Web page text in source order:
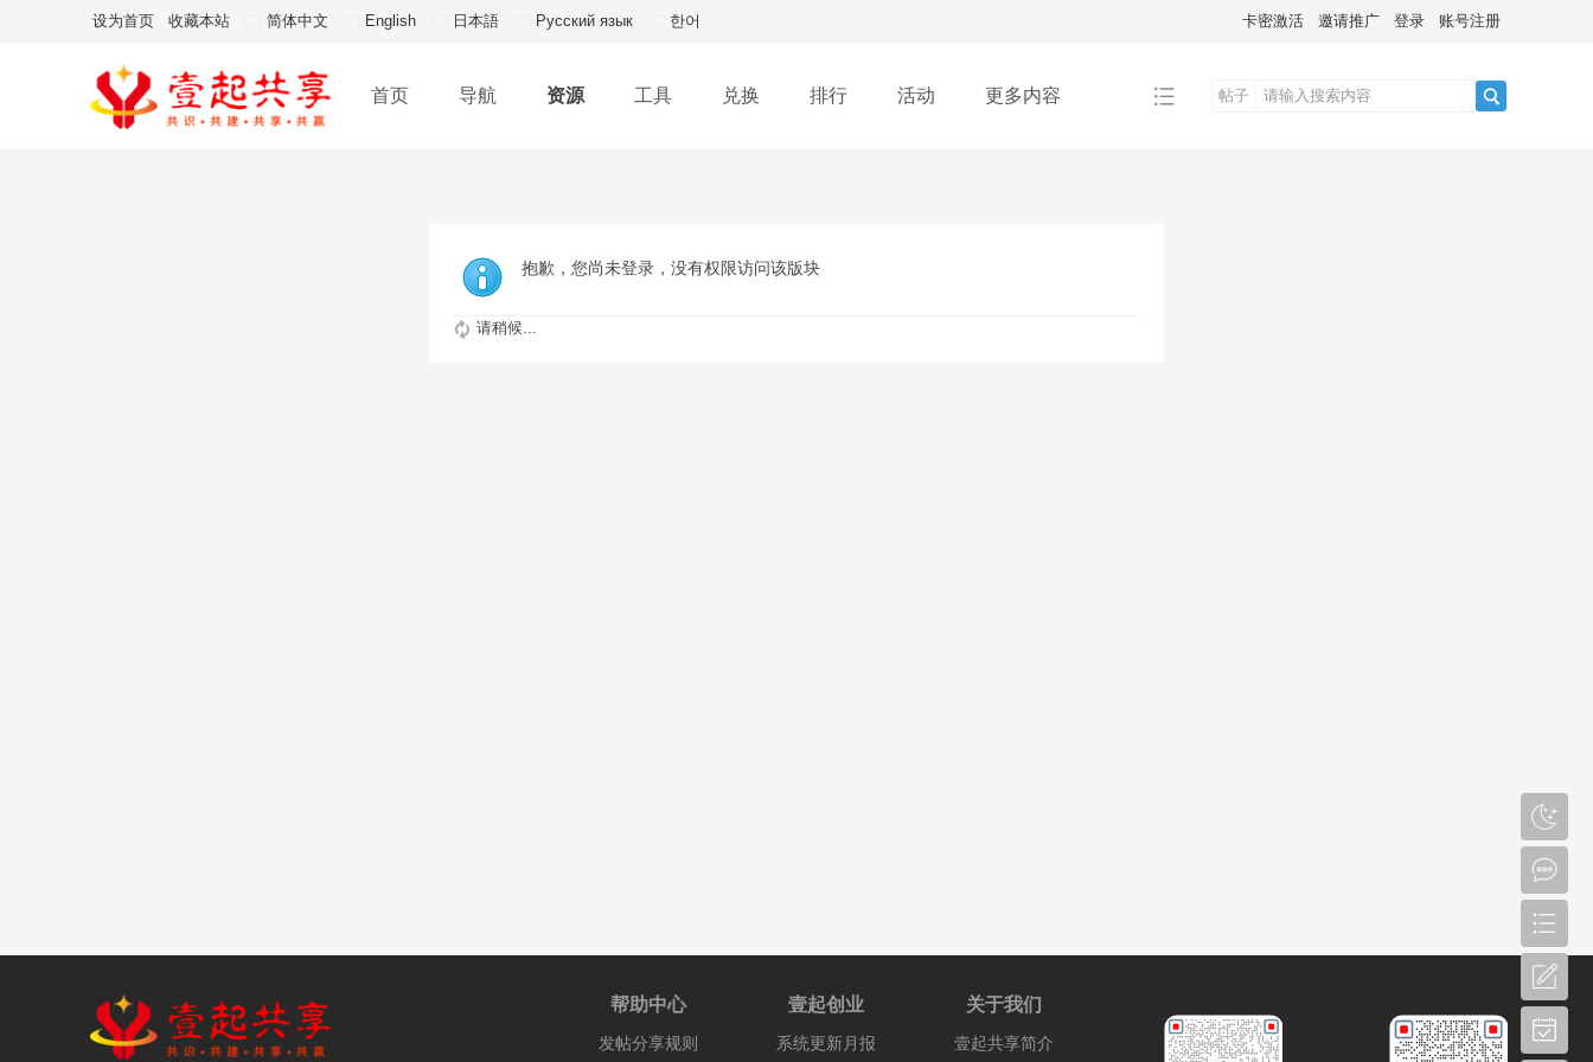
设为首页 收藏本站 简体中文 English 日本語 Русский язык 한어 卡密激活 邀请推广 登录 账号注册
首页 导航 资源 工具 兑换 排行 活动 更多内容
帖子
抱歉，您尚未登录，没有权限访问该版块
请稍候...
帮助中心
发帖分享规则
壹起创业
系统更新月报
关于我们
壹起共享简介